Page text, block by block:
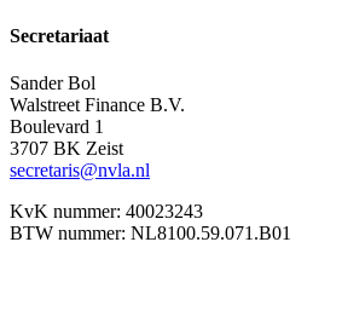
Secretariaat
Sander Bol
Walstreet Finance B.V.
Boulevard 1
3707 BK Zeist
secretaris@nvla.nl
KvK nummer: 40023243
BTW nummer: NL8100.59.071.B01